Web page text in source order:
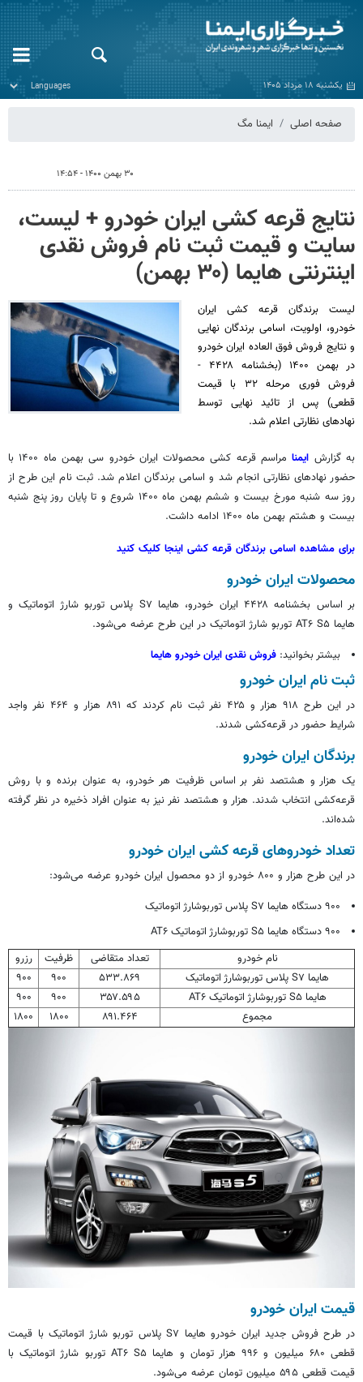
یکشنبه ۱۸ مرداد ۱۴۰۵
صفحه اصلی ایمنا مگ
۳۰ بهمن ۱۴۰۰ - ۱۴:۵۴
نتایج قرعه کشی ایران خودرو + لیست،
سایت و قیمت ثبت نام فروش نقدی
اینترنتی هایما (۳۰ بهمن)
لیست برندگان قرعه کشی ایران
خودرو، اولویت، اسامی برندگان نهایی
و نتایج فروش فوق العاده ایران خودرو
در بهمن ۱۴۰۰ (بخشنامه ۴۴۲۸ -
فروش فوری مرحله ۳۲ با قیمت
قطعی) پس از تائید نهایی توسط
نهادهای نظارتی اعلام شد.
به گزارش ایمنا
مراسم قرعه کشی محصولات ایران خودرو سی بهمن ماه ۱۴۰۰ با
حضور نهادهای نظارتی انجام شد و اسامی برندگان اعلام شد. ثبت نام این طرح از
روز سه شنبه مورخ بیست و ششم بهمن ماه ۱۴۰۰ شروع و تا پایان روز پنج شنبه
بیست و هشتم بهمن ماه ۱۴۰۰ ادامه داشت.
برای مشاهده اسامی برندگان قرعه کشی اینجا کلیک کنید
محصولات ایران خودرو
بر اساس بخشنامه ۴۴۲۸ ایران خودرو، هایما S۷ پلاس توربو شارژ اتوماتیک و
هایما AT۶ S۵ توربو شارژ اتوماتیک در این طرح عرضه می‌شود.
بیشتر بخوانید: فروش نقدی ایران خودرو هایما
ثبت نام ایران خودرو
در این طرح ۹۱۸ هزار و ۴۲۵ نفر ثبت نام کردند که ۸۹۱ هزار و ۴۶۴ نفر واجد
شرایط حضور در قرعه‌کشی شدند.
برندگان ایران خودرو
یک هزار و هشتصد نفر بر اساس ظرفیت هر خودرو، به عنوان برنده و با روش
قرعه‌کشی انتخاب شدند. هزار و هشتصد نفر نیز به عنوان افراد ذخیره در نظر گرفته
شده‌اند.
تعداد خودروهای قرعه کشی ایران خودرو
در این طرح هزار و ۸۰۰ خودرو از دو محصول ایران خودرو عرضه می‌شود:
۹۰۰ دستگاه هایما S۷ پلاس توربوشارژ اتوماتیک
۹۰۰ دستگاه هایما S۵ توربوشارژ اتوماتیک AT۶
نام خودرو
تعداد متقاضی ظرفیت
رزرو
هایما S۷ پلاس توربوشارژ اتوماتیک
۵۳۳.۸۶۹ ۹۰۰
۹۰۰
هایما S۵ توربوشارژ اتوماتیک AT۶
۳۵۷.۵۹۵ ۹۰۰
۹۰۰
مجموع
۸۹۱.۴۶۴ ۱۸۰۰ ۱۸۰۰
قیمت ایران خودرو
در طرح فروش جدید ایران خودرو هایما S۷ پلاس توربو شارژ اتوماتیک با قیمت
قطعی ۶۸۰ میلیون و ۹۹۶ هزار تومان و هایما AT۶ S۵ توربو شارژ اتوماتیک با
قیمت قطعی ۵۹۵ میلیون تومان عرضه می‌شود.